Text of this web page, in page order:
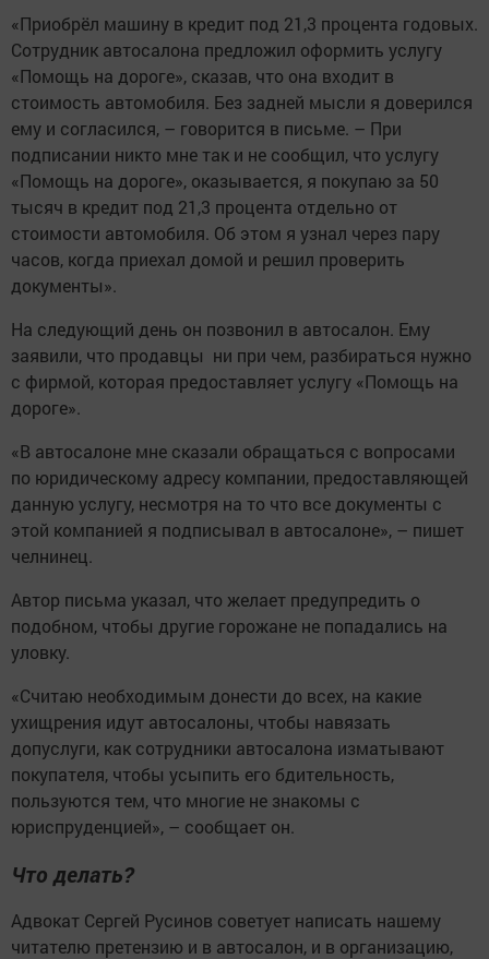
«Приобрёл машину в кредит под 21,3 процента годовых.
Сотрудник автосалона предложил оформить услугу
«Помощь на дороге», сказав, что она входит в
стоимость автомобиля. Без задней мысли я доверился
ему и согласился, – говорится в письме. – При
подписании никто мне так и не сообщил, что услугу
«Помощь на дороге», оказывается, я покупаю за 50
тысяч в кредит под 21,3 процента отдельно от
стоимости автомобиля. Об этом я узнал через пару
часов, когда приехал домой и решил проверить
документы».
На следующий день он позвонил в автосалон. Ему
заявили, что продавцы ни при чем, разбираться нужно
с фирмой, которая предоставляет услугу «Помощь на
дороге».
«В автосалоне мне сказали обращаться с вопросами
по юридическому адресу компании, предоставляющей
данную услугу, несмотря на то что все документы с
этой компанией я подписывал в автосалоне», – пишет
челнинец.
Автор письма указал, что желает предупредить о
подобном, чтобы другие горожане не попадались на
уловку.
«Считаю необходимым донести до всех, на какие
ухищрения идут автосалоны, чтобы навязать
допуслуги, как сотрудники автосалона изматывают
покупателя, чтобы усыпить его бдительность,
пользуются тем, что многие не знакомы с
юриспруденцией», – сообщает он.
Что делать?
Адвокат Сергей Русинов советует написать нашему
читателю претензию и в автосалон, и в организацию,